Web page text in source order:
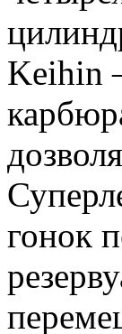
Keihin
гонок